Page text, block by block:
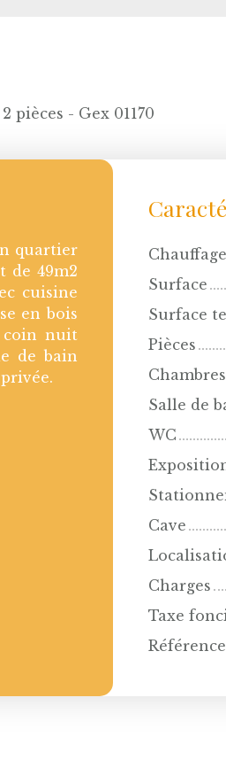
pièces - Gex 01170
quartier
de 49m2
cuisine
en bois
coin nuit
de bain
Chauffage
Surface
Surface
Pièces
Chambres
Salle de
WC
Cave
Charges
Taxe
Référence